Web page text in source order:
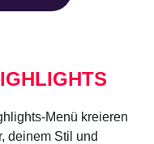
Menü kreieren
deinem Stil und